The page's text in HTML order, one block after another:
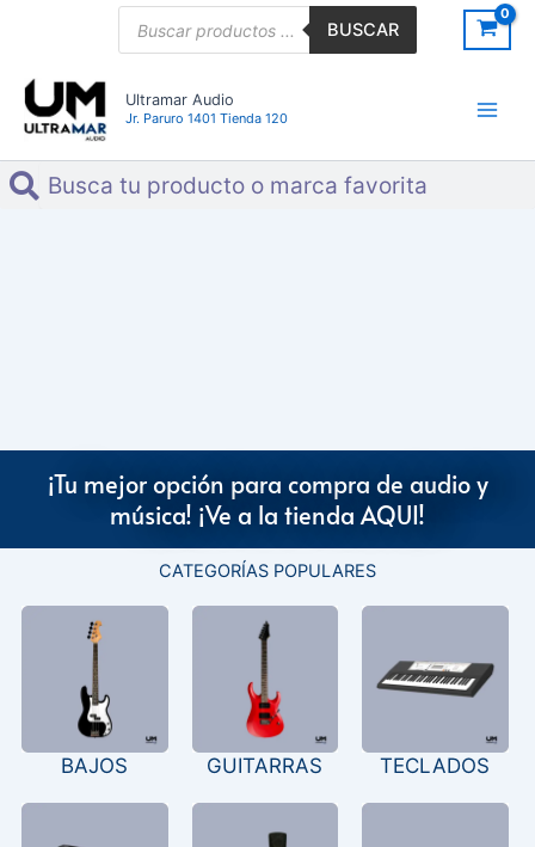
BUSCAR
Ultramar Audio
Jr. Paruro 1401 Tienda 120
SearchSearch
¡Tu mejor opción para compra de audio y
música! ¡Ve a la tienda AQUI!
CATEGORÍAS POPULARES
BAJOS GUITARRAS TECLADOS